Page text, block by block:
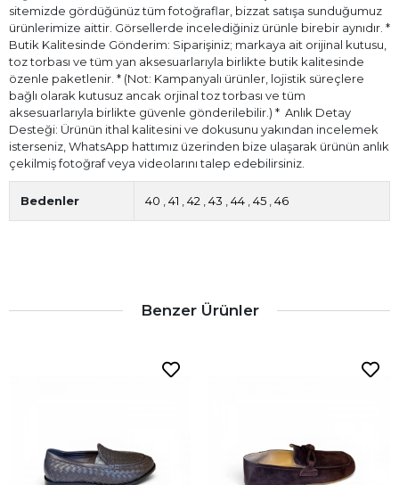
sitemizde gördüğünüz tüm fotoğraflar, bizzat satışa sunduğumuz
ürünlerimize aittir. Görsellerde incelediğiniz ürünle birebir aynıdır. *
Butik Kalitesinde Gönderim: Siparişiniz; markaya ait orijinal kutusu,
toz torbası ve tüm yan aksesuarlarıyla birlikte butik kalitesinde
özenle paketlenir. * (Not: Kampanyalı ürünler, lojistik süreçlere
bağlı olarak kutusuz ancak orjinal toz torbası ve tüm
aksesuarlarıyla birlikte güvenle gönderilebilir.) * ⁠ Anlık Detay
Desteği: Ürünün ithal kalitesini ve dokusunu yakından incelemek
isterseniz, WhatsApp hattımız üzerinden bize ulaşarak ürünün anlık
çekilmiş fotoğraf veya videolarını talep edebilirsiniz.
Bedenler 40 41 42 43 44 45 46
Benzer Ürünler